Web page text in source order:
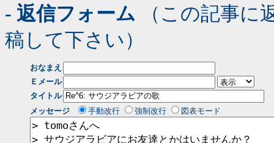
- 返信フォーム （この記事に
稿して下さい）
おなまえ
Ｅメール
タイトル
メッセージ
手動改行 強制改行 図表モード